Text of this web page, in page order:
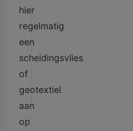
hier
regelmatig
een
scheidingsvlies
of
geotextiel
aan
op